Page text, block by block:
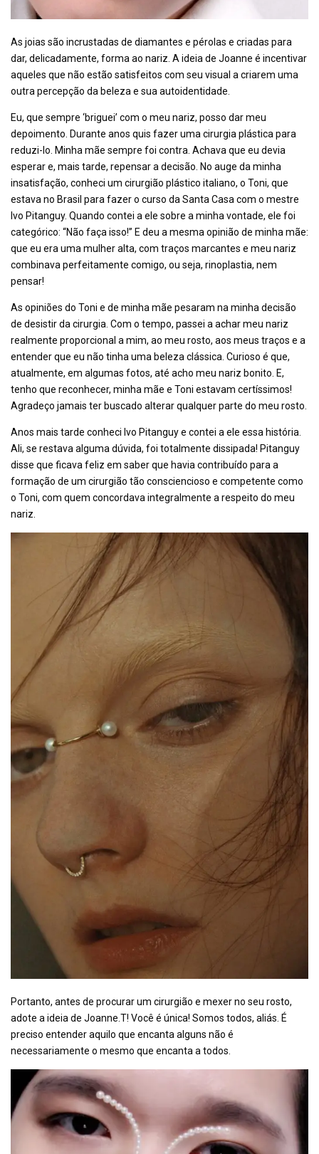
As joias são incrustadas de diamantes e pérolas e criadas para
dar, delicadamente, forma ao nariz. A ideia de Joanne é incentivar
aqueles que não estão satisfeitos com seu visual a criarem uma
outra percepção da beleza e sua autoidentidade.
Eu, que sempre ‘briguei’ com o meu nariz, posso dar meu
depoimento. Durante anos quis fazer uma cirurgia plástica para
reduzi-lo. Minha mãe sempre foi contra. Achava que eu devia
esperar e, mais tarde, repensar a decisão. No auge da minha
insatisfação, conheci um cirurgião plástico italiano, o Toni, que
estava no Brasil para fazer o curso da Santa Casa com o mestre
Ivo Pitanguy. Quando contei a ele sobre a minha vontade, ele foi
categórico: “Não faça isso!” E deu a mesma opinião de minha mãe:
que eu era uma mulher alta, com traços marcantes e meu nariz
combinava perfeitamente comigo, ou seja, rinoplastia, nem
pensar!
As opiniões do Toni e de minha mãe pesaram na minha decisão
de desistir da cirurgia. Com o tempo, passei a achar meu nariz
realmente proporcional a mim, ao meu rosto, aos meus traços e a
entender que eu não tinha uma beleza clássica. Curioso é que,
atualmente, em algumas fotos, até acho meu nariz bonito. E,
tenho que reconhecer, minha mãe e Toni estavam certíssimos!
Agradeço jamais ter buscado alterar qualquer parte do meu rosto.
Anos mais tarde conheci Ivo Pitanguy e contei a ele essa história.
Ali, se restava alguma dúvida, foi totalmente dissipada! Pitanguy
disse que ficava feliz em saber que havia contribuído para a
formação de um cirurgião tão consciencioso e competente como
o Toni, com quem concordava integralmente a respeito do meu
nariz.
Portanto, antes de procurar um cirurgião e mexer no seu rosto,
adote a ideia de Joanne.T! Você é única! Somos todos, aliás. É
preciso entender aquilo que encanta alguns não é
necessariamente o mesmo que encanta a todos.